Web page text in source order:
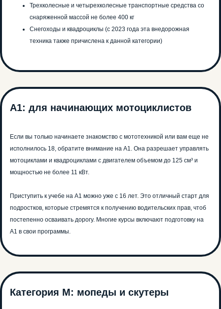
Трехколесные и четырехколесные транспортные средства со
снаряженной массой не более 400 кг
Снегоходы и квадроциклы (с 2023 года эта внедорожная
техника также причислена к данной категории)
А1: для начинающих мотоциклистов
Если вы только начинаете знакомство с мототехникой или вам еще не
исполнилось 18, обратите внимание на A1. Она разрешает управлять
мотоциклами и квадроциклами с двигателем объемом до 125 см³ и
мощностью не более 11 кВт.
Приступить к учебе на A1 можно уже с 16 лет. Это отличный старт для
подростков, которые стремятся к получению водительских прав, чтоб
постепенно осваивать дорогу. Многие курсы включают подготовку на
A1 в свои программы.
Категория М: мопеды и скутеры